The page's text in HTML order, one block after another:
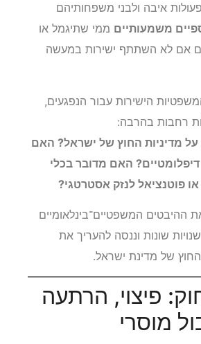
איבה ולבני משפחותיהם
משמעותיים ממי שתיגמל או
אם לא השתתף ישירות במעשה
הישירות עבור הנפגעים,
רחבות בהרבה:
מדיניות החוץ של ישראל? האם
האם מדובר בכלי
פוטנציאל לנזק אסטרטגי?
ההיבטים המשפטיים־בינלאומיים
שונות וננסה להעריך את
של מדינת ישראל.
פיצוי, הרתעה
מוסרי